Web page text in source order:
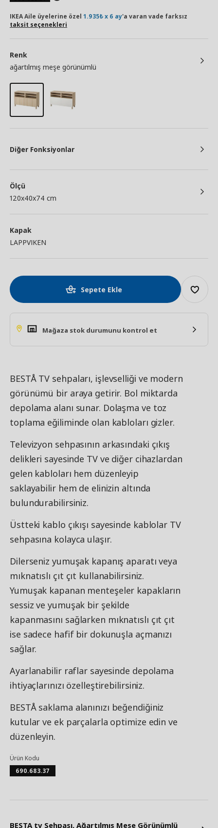
IKEA Aile üyelerine özel 1.935₺ x 6 ay'a varan vade farksız
taksit seçenekleri
Renk
ağartılmış meşe görünümlü
Diğer Fonksiyonlar
Ölçü
120x40x74 cm
Kapak
LAPPVIKEN
Sepete Ekle
Mağaza stok durumunu kontrol et
BESTÅ TV sehpaları, işlevselliği ve modern
görünümü bir araya getirir. Bol miktarda
depolama alanı sunar. Dolaşma ve toz
toplama eğiliminde olan kabloları gizler.
Televizyon sehpasının arkasındaki çıkış
delikleri sayesinde TV ve diğer cihazlardan
gelen kabloları hem düzenleyip
saklayabilir hem de elinizin altında
bulundurabilirsiniz.
Üstteki kablo çıkışı sayesinde kablolar TV
sehpasına kolayca ulaşır.
Dilerseniz yumuşak kapanış aparatı veya
mıknatıslı çıt çıt kullanabilirsiniz.
Yumuşak kapanan menteşeler kapakların
sessiz ve yumuşak bir şekilde
kapanmasını sağlarken mıknatıslı çıt çıt
ise sadece hafif bir dokunuşla açmanızı
sağlar.
Ayarlanabilir raflar sayesinde depolama
ihtiyaçlarınızı özelleştirebilirsiniz.
BESTÅ saklama alanınızı beğendiğiniz
kutular ve ek parçalarla optimize edin ve
düzenleyin.
Ürün Kodu
690.683.37
BESTA tv Sehpası, Ağartılmış Meşe Görünümlü